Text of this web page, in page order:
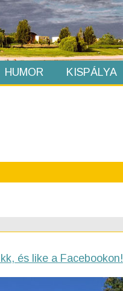
HUMOR KISPÁLYA
és like a Facebookon!